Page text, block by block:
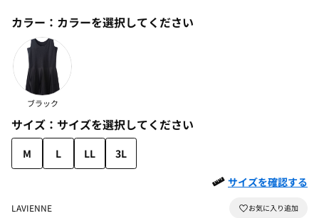
カラー： カラーを選択してください
ブラック
サイズ： サイズを選択してください
M L LL
3L
サイズを確認する
LAVIENNE